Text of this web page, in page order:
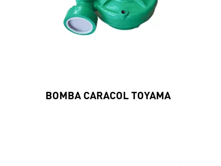
BOMBA CARACOL TOYAMA